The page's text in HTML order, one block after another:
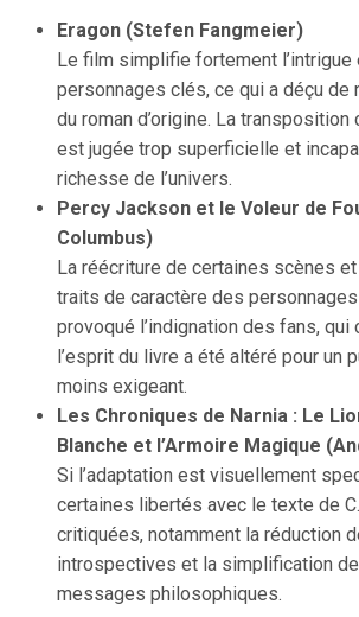
Eragon (Stefen Fangmeier)
Le film simplifie fortement
personnages clés, ce qui a déçu de
du roman d’origine. La transposition
est jugée trop superficielle et
richesse de l’univers.
Percy Jackson et le Voleur de
Columbus)
La réécriture de certaines scènes
traits de caractère des
provoqué l’indignation des fans, qui
l’esprit du livre a été altéré pour un
moins exigeant.
Les Chroniques de Narnia : Le
Blanche et l’Armoire Magique
Si l’adaptation est visuellement
certaines libertés avec le texte de
critiquées, notamment la réduction
introspectives et la simplification
messages philosophiques.